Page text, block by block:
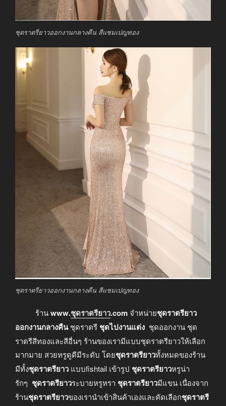
ชุดราตรียาวออกงานกลางคืน สีแชมเปญทอง
ชุดราตรียาวออกงานกลางคืน สีแชมเปญทอง
ร้านwww.ชุดราตรียาว.com จำหน่ายชุดราตรียาว
ออกงานกลางคืนชุดราตรี ชุดไปงานแต่ง ชุดออกงาน ชุด
ราตรีสีทองและสีอื่นๆ ร้านของเรามีแบบชุดราตรียาวให้เลือก
มากมาย สวยหรูดูดีมีระดับ โดยชุดราตรียาวทั้งหมดของร้าน
มีทั้งชุดราตรียาว แบบfishtail เข้ารูป ชุดราตรียาวหรูน่า
รักๆ ชุดราตรียาวระบายหรูหรา ชุดราตรียาวมีแขน เนื่องจาก
ร้านชุดราตรียาวของเรานำเข้าสินค้าเองและคัดเลือกชุดราตรี